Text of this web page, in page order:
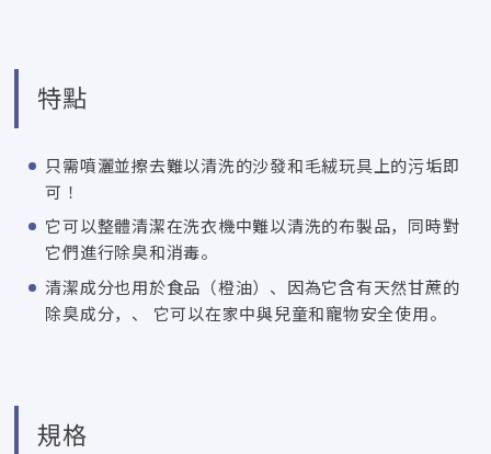
特點
只需噴灑並擦去難以清洗的沙發和毛絨玩具上的污垢即
可！
它可以整體清潔在洗衣機中難以清洗的布製品，同時對
它們進行除臭和消毒。
清潔成分也用於食品（橙油）、因為它含有天然甘蔗的
除臭成分，、 它可以在家中與兒童和寵物安全使用。
規格